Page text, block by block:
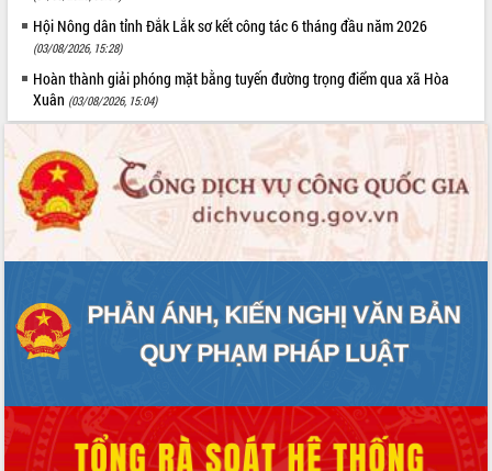
Hội Nông dân tỉnh Đắk Lắk sơ kết công tác 6 tháng đầu năm 2026
(03/08/2026, 15:28)
Hoàn thành giải phóng mặt bằng tuyến đường trọng điểm qua xã Hòa
Xuân (03/08/2026, 15:04)